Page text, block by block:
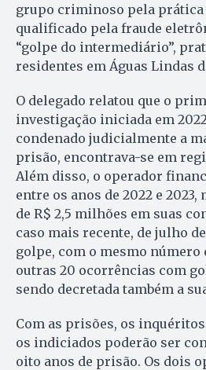
grupo criminoso pela prática
qualificado pela fraude
“golpe do intermediário”,
residentes em Águas Lindas
O delegado relatou que o
investigação iniciada em
condenado judicialmente a
prisão, encontrava-se em
Além disso, o operador
entre os anos de 2022 e
de R$ 2,5 milhões em suas
caso mais recente, de julho
golpe, com o mesmo número
outras 20 ocorrências com
sendo decretada também a
Com as prisões, os
os indiciados poderão ser
oito anos de prisão. Os dois